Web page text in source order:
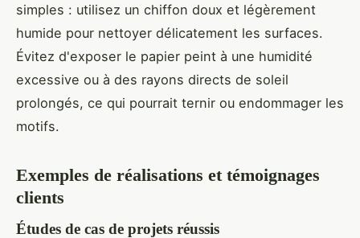
simples : utilisez un chiffon doux et légèrement
humide pour nettoyer délicatement les surfaces.
Évitez d'exposer le papier peint à une humidité
excessive ou à des rayons directs de soleil
prolongés, ce qui pourrait ternir ou endommager les
motifs.
Exemples de réalisations et témoignages
clients
Études de cas de projets réussis